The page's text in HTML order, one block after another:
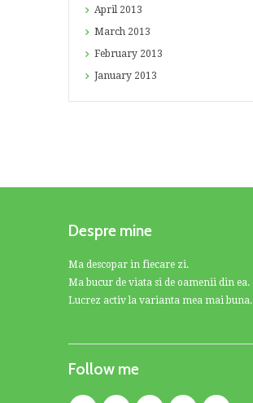
April 2013
March 2013
February 2013
January 2013
Despre mine
Ma descopar in fiecare zi.
Ma bucur de viata si de oamenii din ea.
Lucrez activ la varianta mea mai buna.
Follow me